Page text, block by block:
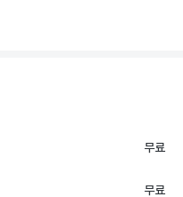
무료
무료